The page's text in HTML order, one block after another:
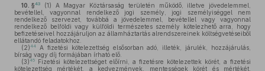
10. §43 (1) A Magyar Köztársaság területén működő, illetve jövedelemmel,
bevétellel, vagyonnal rendelkező jogi személy, jogi személyiséggel nem
rendelkező szervezet, továbbá a jövedelemmel, bevétellel vagy vagyonnal
rendelkező belföldi vagy külföldi természetes személy kötelezhető arra, hogy
befizetéseivel hozzájáruljon az államháztartás alrendszereinek költségvetéseiből
ellátandó feladatokhoz.
(2)44
A fizetési kötelezettség elsősorban adó, illeték, járulék, hozzájárulás,
bírság vagy díj formájában írható elő.
(3)45
Fizetési kötelezettséget előírni, a fizetésre kötelezettek körét, a fizetési
kötelezettség mértékét, a kedvezmények, mentességek körét és mértékét,